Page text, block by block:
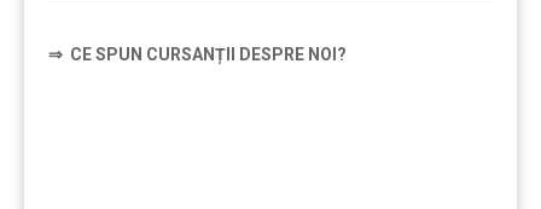
⇒ CE SPUN CURSANȚII DESPRE NOI?